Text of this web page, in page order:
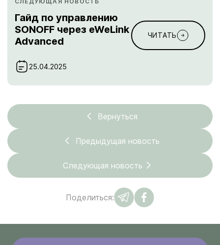
Гайд по управлению
SONOFF через eWeLink
Advanced
25.04.2025
ЧИТАТЬ
Вернуться
Предыдущая новость
Следующая новость
Поделиться: